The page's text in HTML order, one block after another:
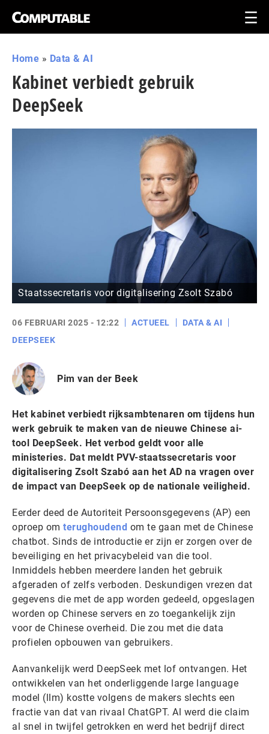
Home » Data & AI
Kabinet verbiedt gebruik
DeepSeek
Staatssecretaris voor digitalisering Zsolt Szabó
06 FEBRUARI 2025 - 12:22 ACTUEEL
DATA & AI
DEEPSEEK
Pim van der Beek
Het kabinet verbiedt rijksambtenaren om tijdens hun
werk gebruik te maken van de nieuwe Chinese ai-
tool DeepSeek. Het verbod geldt voor alle
ministeries. Dat meldt PVV-staatssecretaris voor
digitalisering Zsolt Szabó aan het AD na vragen over
de impact van DeepSeek op de nationale veiligheid.
Eerder deed de Autoriteit Persoonsgegevens (AP) een
oproep om terughoudend om te gaan met de Chinese
chatbot. Sinds de introductie er zijn er zorgen over de
beveiliging en het privacybeleid van die tool.
Inmiddels hebben meerdere landen het gebruik
afgeraden of zelfs verboden. Deskundigen vrezen dat
gegevens die met de app worden gedeeld, opgeslagen
worden op Chinese servers en zo toegankelijk zijn
voor de Chinese overheid. Die zou met die data
profielen opbouwen van gebruikers.
Aanvankelijk werd DeepSeek met lof ontvangen. Het
ontwikkelen van het onderliggende large language
model (llm) kostte volgens de makers slechts een
fractie van dat van rivaal ChatGPT. Al werd die claim
al snel in twijfel getrokken en werd het bedrijf direct